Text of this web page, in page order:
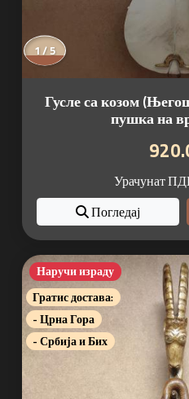
1 / 5
Гусле са козом
пушка на
Урачунат
Погледај
Наручи израду
Гратис достава:
- Црна Гора
- Србија и Бих